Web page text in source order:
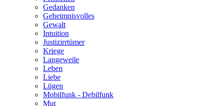
Gedanken
Geheimnisvolles
Gewalt
Intuition
Justizirrtümer
Kriege
Langeweile
Leben
Liebe
Lügen
Mobilfunk - Debilfunk
Mut